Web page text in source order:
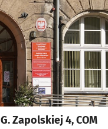
Zapolskiej 4, COM